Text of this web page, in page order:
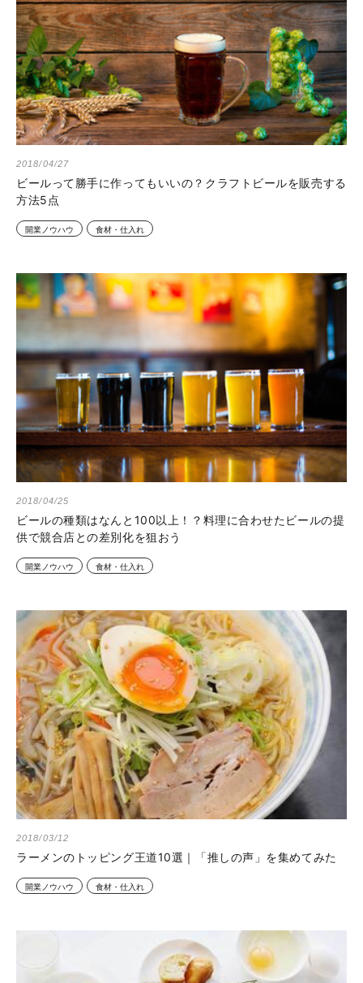
2018/04/27
ビールって勝手に作ってもいいの？クラフトビールを販売する
方法5点
開業ノウハウ 食材・仕入れ
2018/04/25
ビールの種類はなんと100以上！？料理に合わせたビールの提
供で競合店との差別化を狙おう
開業ノウハウ 食材・仕入れ
2018/03/12
ラーメンのトッピング王道10選｜「推しの声」を集めてみた
開業ノウハウ 食材・仕入れ